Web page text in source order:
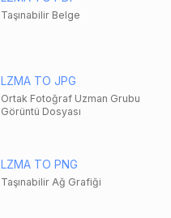
Taşınabilir Belge
LZMA TO JPG
Ortak Fotoğraf Uzman Grubu
Görüntü Dosyası
LZMA TO PNG
Taşınabilir Ağ Grafiği